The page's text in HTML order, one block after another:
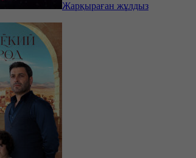
Жарқыраған жұлдыз